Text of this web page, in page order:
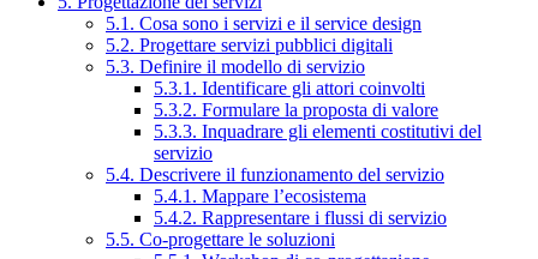
5.1. Cosa sono i servizi e il service design
5.2. Progettare servizi pubblici digitali
5.3. Definire il modello di servizio
5.3.1. Identificare gli attori coinvolti
5.3.2. Formulare la proposta di valore
5.3.3. Inquadrare gli elementi costitutivi del
servizio
5.4. Descrivere il funzionamento del servizio
5.4.1. Mappare l’ecosistema
5.4.2. Rappresentare i flussi di servizio
5.5. Co-progettare le soluzioni